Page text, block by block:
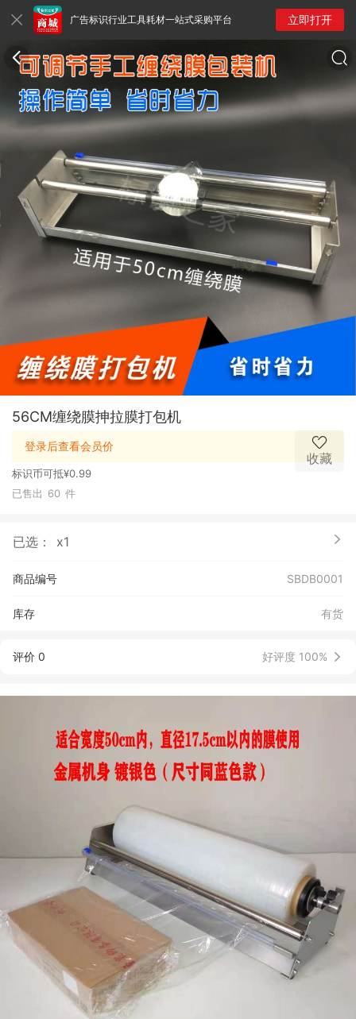
广告标识行业工具耗材一站式采购平台 立即打开
56CM缠绕膜抻拉膜打包机
登录后查看会员价
标识币可抵¥0.99
收藏
已售出 60 件
已选： x1
商品编号 SBDB0001
库存 有货
评价 0 好评度 100%